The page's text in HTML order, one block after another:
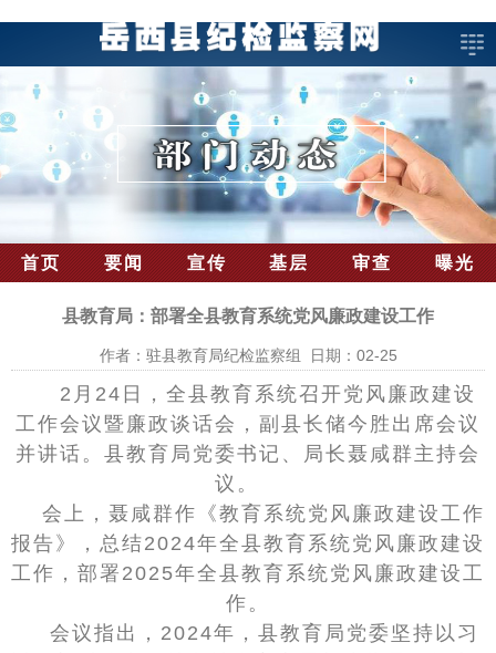
首页 要闻 宣传 基层 审查 曝光
县教育局：部署全县教育系统党风廉政建设工作
作者：驻县教育局纪检监察组 日期：02-25
2月24日，全县教育系统召开党风廉政建设
工作会议暨廉政谈话会，副县长储今胜出席会议
并讲话。县教育局党委书记、局长聂咸群主持会
议。
会上，聂咸群作《教育系统党风廉政建设工作
报告》，总结2024年全县教育系统党风廉政建设
工作，部署2025年全县教育系统党风廉政建设工
作。
会议指出，2024年，县教育局党委坚持以习